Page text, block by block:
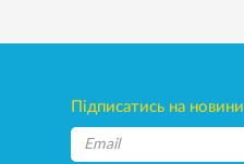
Підписатись на новини